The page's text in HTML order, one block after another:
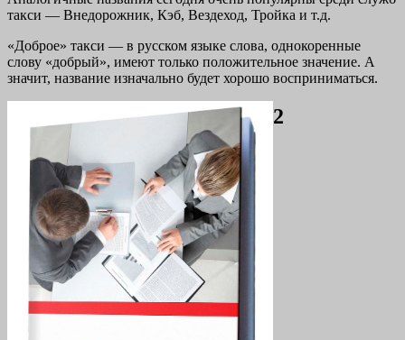
такси — Внедорожник, Кэб, Вездеход, Тройка и т.д.
«Доброе» такси — в русском языке слова, однокоренные
слову «добрый», имеют только положительное значение. А
значит, название изначально будет хорошо восприниматься.
2